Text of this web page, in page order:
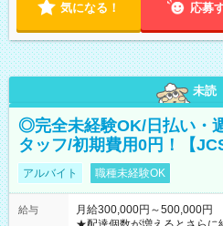
気になる！ 応募
未読
◎完全未経験OK/日払い・
タッフ/初期費用0円！【
アルバイト 職種未経験OK
給与
月給300,000円～500,000円